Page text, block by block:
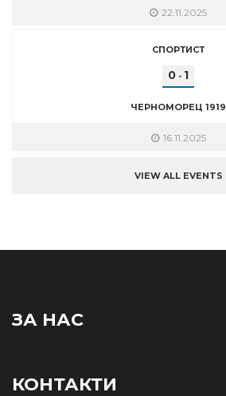
22.11.2025
СПОРТИСТ
0 - 1
ЧЕРНОМОРЕЦ 1919
16.11.2025
VIEW ALL EVENTS
ЗА НАС
КОНТАКТИ